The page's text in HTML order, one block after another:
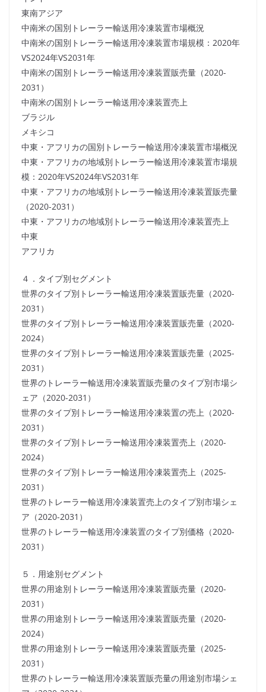
東南アジア
中南米の国別トレーラー輸送用冷凍装置市場概況
中南米の国別トレーラー輸送用冷凍装置市場規模：2020年
VS2024年VS2031年
中南米の国別トレーラー輸送用冷凍装置販売量（2020-
2031）
中南米の国別トレーラー輸送用冷凍装置売上
ブラジル
メキシコ
中東・アフリカの国別トレーラー輸送用冷凍装置市場概況
中東・アフリカの地域別トレーラー輸送用冷凍装置市場規
模：2020年VS2024年VS2031年
中東・アフリカの地域別トレーラー輸送用冷凍装置販売量
（2020-2031）
中東・アフリカの地域別トレーラー輸送用冷凍装置売上
中東
アフリカ
４．タイプ別セグメント
世界のタイプ別トレーラー輸送用冷凍装置販売量（2020-
2031）
世界のタイプ別トレーラー輸送用冷凍装置販売量（2020-
2024）
世界のタイプ別トレーラー輸送用冷凍装置販売量（2025-
2031）
世界のトレーラー輸送用冷凍装置販売量のタイプ別市場シ
ェア（2020-2031）
世界のタイプ別トレーラー輸送用冷凍装置の売上（2020-
2031）
世界のタイプ別トレーラー輸送用冷凍装置売上（2020-
2024）
世界のタイプ別トレーラー輸送用冷凍装置売上（2025-
2031）
世界のトレーラー輸送用冷凍装置売上のタイプ別市場シェ
ア（2020-2031）
世界のトレーラー輸送用冷凍装置のタイプ別価格（2020-
2031）
５．用途別セグメント
世界の用途別トレーラー輸送用冷凍装置販売量（2020-
2031）
世界の用途別トレーラー輸送用冷凍装置販売量（2020-
2024）
世界の用途別トレーラー輸送用冷凍装置販売量（2025-
2031）
世界のトレーラー輸送用冷凍装置販売量の用途別市場シェ